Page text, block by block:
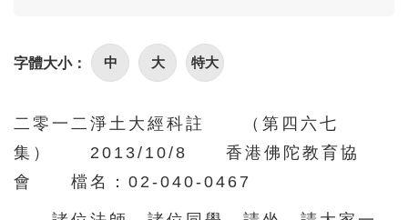
106 107 108
117 118 119
字體大小： 中 大 特大
二零一二淨土大經科註 （第四六七
集） 2013/10/8 香港佛陀教育協
會 檔名：02-040-0467